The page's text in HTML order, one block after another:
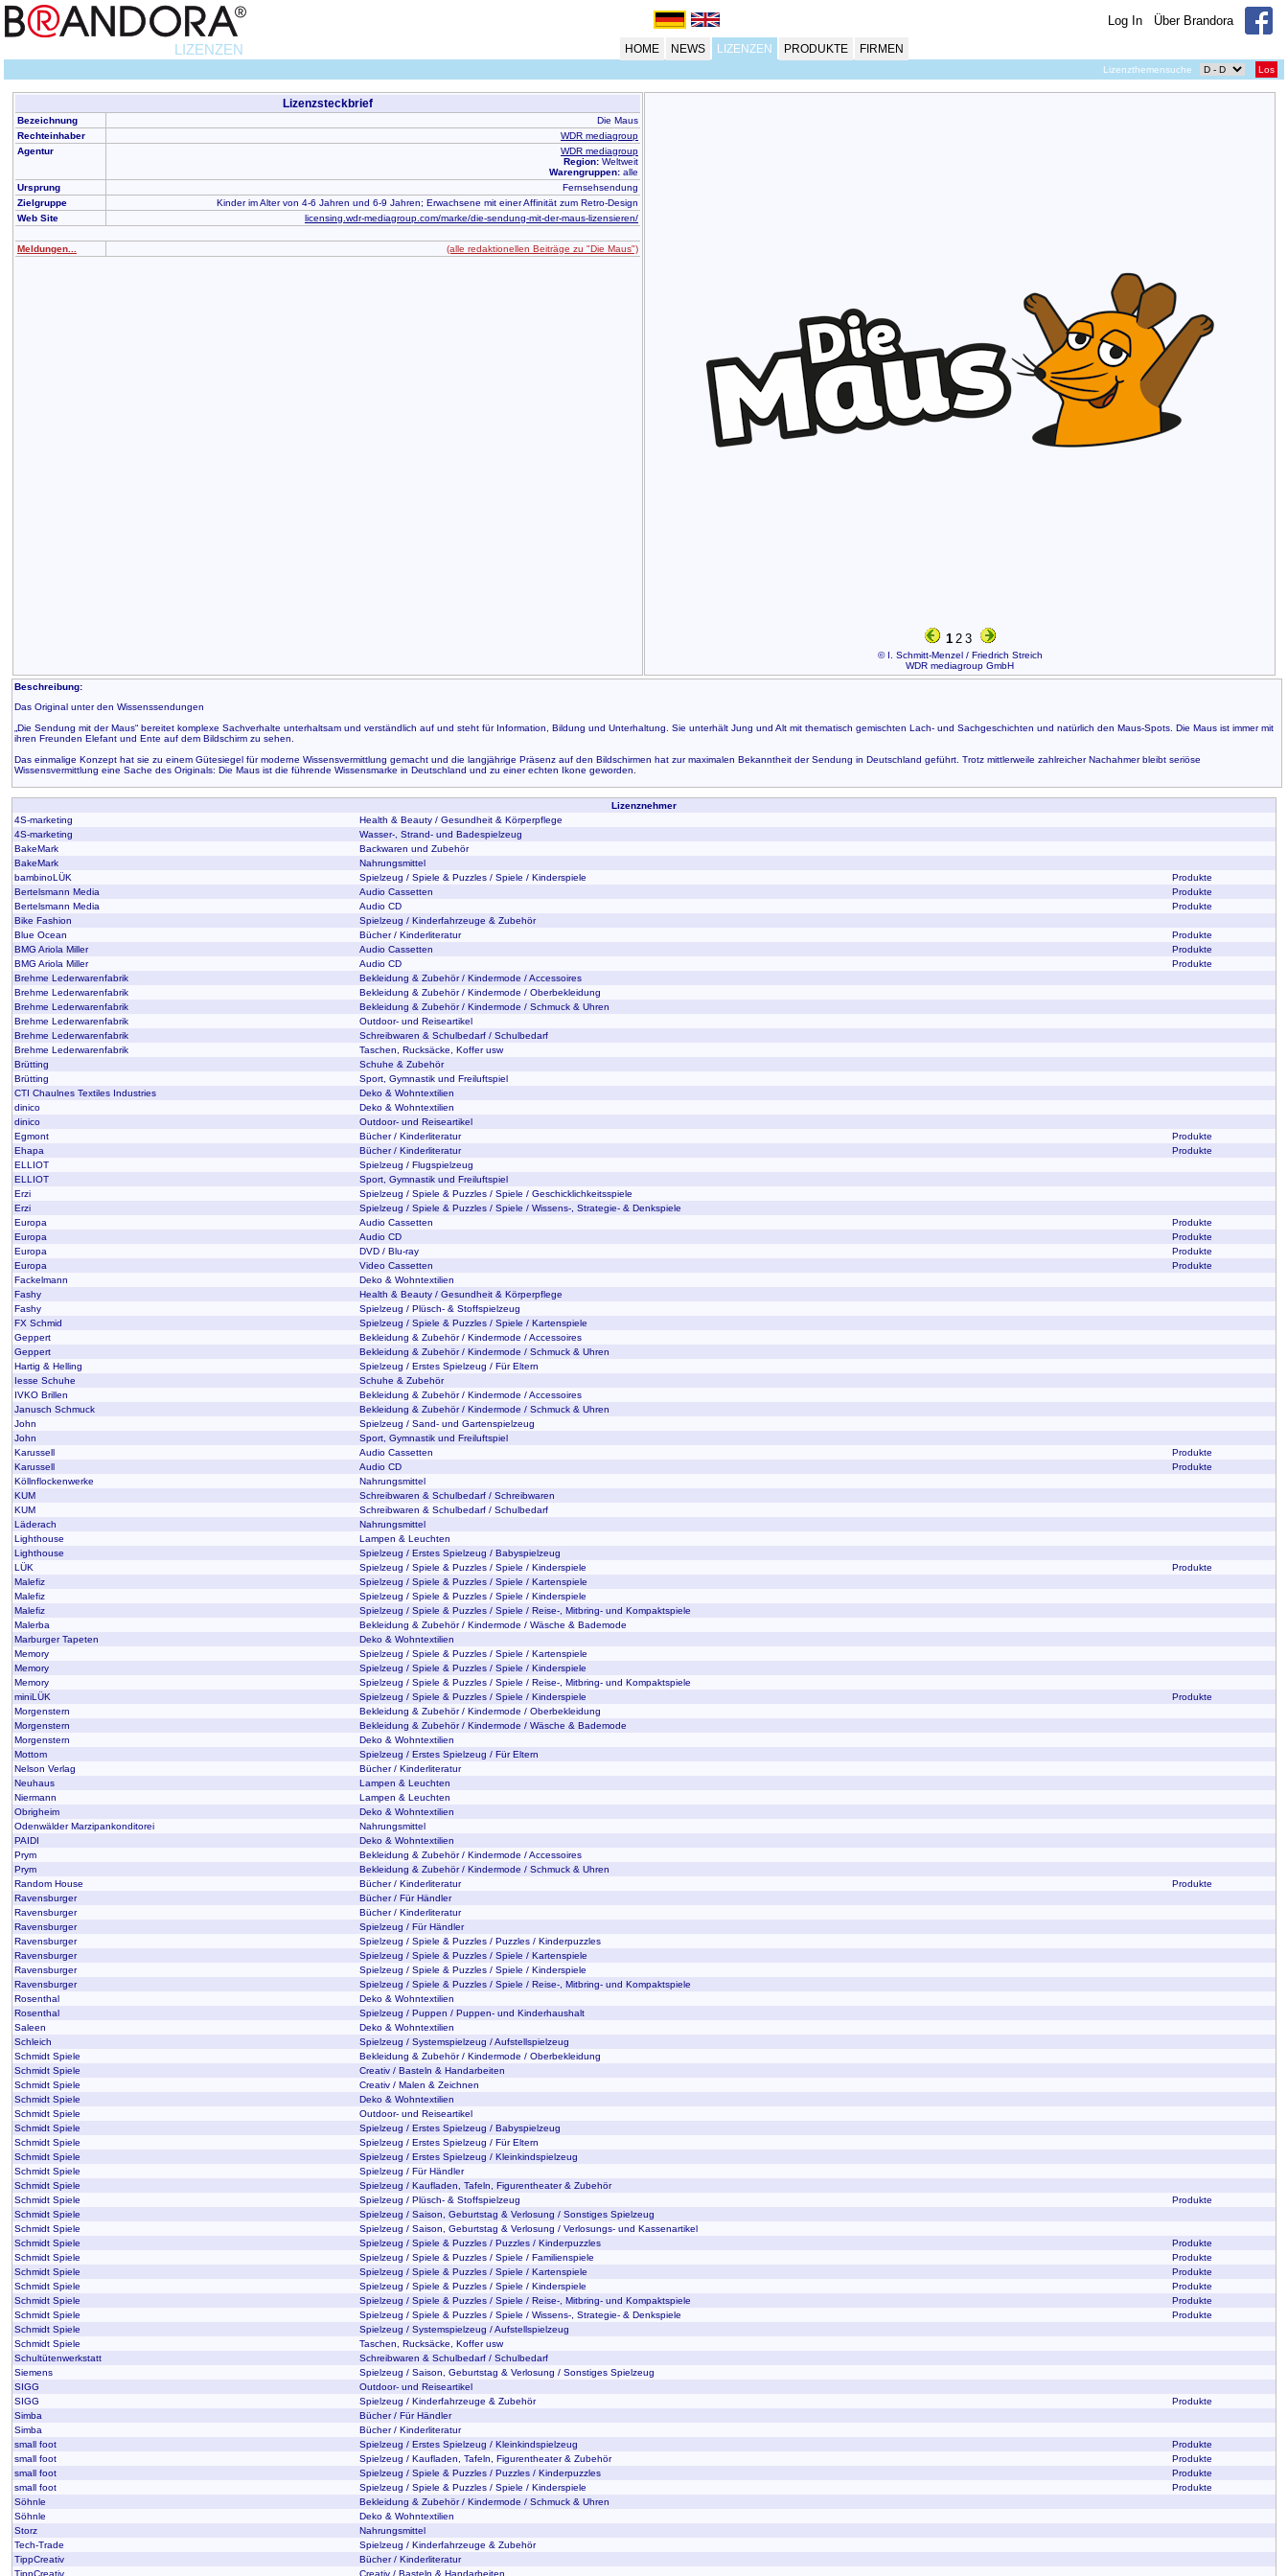
Log In Über Brandora
LIZENZEN HOME NEWS LIZENZEN PRODUKTE FIRMEN
Lizenzthemensuche Los
Lizenzsteckbrief
Bezeichnung
Die Maus
Rechteinhaber
WDR mediagroup
Agentur
WDR mediagroup
Region: Weltweit
Warengruppen: alle
Ursprung
Fernsehsendung
Zielgruppe
Kinder im Alter von 4-6 Jahren und 6-9 Jahren; Erwachsene mit einer Affinität zum Retro-Design
Web Site
licensing.wdr-mediagroup.com/marke/die-sendung-mit-der-maus-lizensieren/
Meldungen... (alle redaktionellen Beiträge zu "Die Maus")
1 2 3
© I. Schmitt-Menzel / Friedrich Streich
WDR mediagroup GmbH
Beschreibung:
Das Original unter den Wissenssendungen
„Die Sendung mit der Maus“ bereitet komplexe Sachverhalte unterhaltsam und verständlich auf und steht für Information, Bildung und Unterhaltung. Sie unterhält Jung und Alt mit thematisch gemischten Lach- und Sachgeschichten und natürlich den Maus-Spots. Die Maus ist immer mit
ihren Freunden Elefant und Ente auf dem Bildschirm zu sehen.
Das einmalige Konzept hat sie zu einem Gütesiegel für moderne Wissensvermittlung gemacht und die langjährige Präsenz auf den Bildschirmen hat zur maximalen Bekanntheit der Sendung in Deutschland geführt. Trotz mittlerweile zahlreicher Nachahmer bleibt seriöse
Wissensvermittlung eine Sache des Originals: Die Maus ist die führende Wissensmarke in Deutschland und zu einer echten Ikone geworden.
Lizenznehmer
4S-marketing
Health & Beauty / Gesundheit & Körperpflege
4S-marketing
Wasser-, Strand- und Badespielzeug
BakeMark
Backwaren und Zubehör
BakeMark
Nahrungsmittel
bambinoLÜK
Spielzeug / Spiele & Puzzles / Spiele / Kinderspiele
Produkte
Bertelsmann Media
Audio Cassetten
Produkte
Bertelsmann Media
Audio CD
Produkte
Bike Fashion
Spielzeug / Kinderfahrzeuge & Zubehör
Blue Ocean
Bücher / Kinderliteratur
Produkte
BMG Ariola Miller
Audio Cassetten
Produkte
BMG Ariola Miller
Audio CD
Produkte
Brehme Lederwarenfabrik
Bekleidung & Zubehör / Kindermode / Accessoires
Brehme Lederwarenfabrik
Bekleidung & Zubehör / Kindermode / Oberbekleidung
Brehme Lederwarenfabrik
Bekleidung & Zubehör / Kindermode / Schmuck & Uhren
Brehme Lederwarenfabrik
Outdoor- und Reiseartikel
Brehme Lederwarenfabrik
Schreibwaren & Schulbedarf / Schulbedarf
Brehme Lederwarenfabrik
Taschen, Rucksäcke, Koffer usw
Brütting
Schuhe & Zubehör
Brütting
Sport, Gymnastik und Freiluftspiel
CTI Chaulnes Textiles Industries
Deko & Wohntextilien
dinico
Deko & Wohntextilien
dinico
Outdoor- und Reiseartikel
Egmont
Bücher / Kinderliteratur
Produkte
Ehapa
Bücher / Kinderliteratur
Produkte
ELLIOT
Spielzeug / Flugspielzeug
ELLIOT
Sport, Gymnastik und Freiluftspiel
Erzi
Spielzeug / Spiele & Puzzles / Spiele / Geschicklichkeitsspiele
Erzi
Spielzeug / Spiele & Puzzles / Spiele / Wissens-, Strategie- & Denkspiele
Europa
Audio Cassetten
Produkte
Europa
Audio CD
Produkte
Europa
DVD / Blu-ray
Produkte
Europa
Video Cassetten
Produkte
Fackelmann
Deko & Wohntextilien
Fashy
Health & Beauty / Gesundheit & Körperpflege
Fashy
Spielzeug / Plüsch- & Stoffspielzeug
FX Schmid
Spielzeug / Spiele & Puzzles / Spiele / Kartenspiele
Geppert
Bekleidung & Zubehör / Kindermode / Accessoires
Geppert
Bekleidung & Zubehör / Kindermode / Schmuck & Uhren
Hartig & Helling
Spielzeug / Erstes Spielzeug / Für Eltern
Iesse Schuhe
Schuhe & Zubehör
IVKO Brillen
Bekleidung & Zubehör / Kindermode / Accessoires
Janusch Schmuck
Bekleidung & Zubehör / Kindermode / Schmuck & Uhren
John
Spielzeug / Sand- und Gartenspielzeug
John
Sport, Gymnastik und Freiluftspiel
Karussell
Audio Cassetten
Produkte
Karussell
Audio CD
Produkte
Köllnflockenwerke
Nahrungsmittel
KUM
Schreibwaren & Schulbedarf / Schreibwaren
KUM
Schreibwaren & Schulbedarf / Schulbedarf
Läderach
Nahrungsmittel
Lighthouse
Lampen & Leuchten
Lighthouse
Spielzeug / Erstes Spielzeug / Babyspielzeug
LÜK
Spielzeug / Spiele & Puzzles / Spiele / Kinderspiele
Produkte
Malefiz
Spielzeug / Spiele & Puzzles / Spiele / Kartenspiele
Malefiz
Spielzeug / Spiele & Puzzles / Spiele / Kinderspiele
Malefiz
Spielzeug / Spiele & Puzzles / Spiele / Reise-, Mitbring- und Kompaktspiele
Malerba
Bekleidung & Zubehör / Kindermode / Wäsche & Bademode
Marburger Tapeten
Deko & Wohntextilien
Memory
Spielzeug / Spiele & Puzzles / Spiele / Kartenspiele
Memory
Spielzeug / Spiele & Puzzles / Spiele / Kinderspiele
Memory
Spielzeug / Spiele & Puzzles / Spiele / Reise-, Mitbring- und Kompaktspiele
miniLÜK
Spielzeug / Spiele & Puzzles / Spiele / Kinderspiele
Produkte
Morgenstern
Bekleidung & Zubehör / Kindermode / Oberbekleidung
Morgenstern
Bekleidung & Zubehör / Kindermode / Wäsche & Bademode
Morgenstern
Deko & Wohntextilien
Mottom
Spielzeug / Erstes Spielzeug / Für Eltern
Nelson Verlag
Bücher / Kinderliteratur
Neuhaus
Lampen & Leuchten
Niermann
Lampen & Leuchten
Obrigheim
Deko & Wohntextilien
Odenwälder Marzipankonditorei
Nahrungsmittel
PAIDI
Deko & Wohntextilien
Prym
Bekleidung & Zubehör / Kindermode / Accessoires
Prym
Bekleidung & Zubehör / Kindermode / Schmuck & Uhren
Random House
Bücher / Kinderliteratur
Produkte
Ravensburger
Bücher / Für Händler
Ravensburger
Bücher / Kinderliteratur
Ravensburger
Spielzeug / Für Händler
Ravensburger
Spielzeug / Spiele & Puzzles / Puzzles / Kinderpuzzles
Ravensburger
Spielzeug / Spiele & Puzzles / Spiele / Kartenspiele
Ravensburger
Spielzeug / Spiele & Puzzles / Spiele / Kinderspiele
Ravensburger
Spielzeug / Spiele & Puzzles / Spiele / Reise-, Mitbring- und Kompaktspiele
Rosenthal
Deko & Wohntextilien
Rosenthal
Spielzeug / Puppen / Puppen- und Kinderhaushalt
Saleen
Deko & Wohntextilien
Schleich
Spielzeug / Systemspielzeug / Aufstellspielzeug
Schmidt Spiele
Bekleidung & Zubehör / Kindermode / Oberbekleidung
Schmidt Spiele
Creativ / Basteln & Handarbeiten
Schmidt Spiele
Creativ / Malen & Zeichnen
Schmidt Spiele
Deko & Wohntextilien
Schmidt Spiele
Outdoor- und Reiseartikel
Schmidt Spiele
Spielzeug / Erstes Spielzeug / Babyspielzeug
Schmidt Spiele
Spielzeug / Erstes Spielzeug / Für Eltern
Schmidt Spiele
Spielzeug / Erstes Spielzeug / Kleinkindspielzeug
Schmidt Spiele
Spielzeug / Für Händler
Schmidt Spiele
Spielzeug / Kaufladen, Tafeln, Figurentheater & Zubehör
Schmidt Spiele
Spielzeug / Plüsch- & Stoffspielzeug
Produkte
Schmidt Spiele
Spielzeug / Saison, Geburtstag & Verlosung / Sonstiges Spielzeug
Schmidt Spiele
Spielzeug / Saison, Geburtstag & Verlosung / Verlosungs- und Kassenartikel
Schmidt Spiele
Spielzeug / Spiele & Puzzles / Puzzles / Kinderpuzzles
Produkte
Schmidt Spiele
Spielzeug / Spiele & Puzzles / Spiele / Familienspiele
Produkte
Schmidt Spiele
Spielzeug / Spiele & Puzzles / Spiele / Kartenspiele
Produkte
Schmidt Spiele
Spielzeug / Spiele & Puzzles / Spiele / Kinderspiele
Produkte
Schmidt Spiele
Spielzeug / Spiele & Puzzles / Spiele / Reise-, Mitbring- und Kompaktspiele
Produkte
Schmidt Spiele
Spielzeug / Spiele & Puzzles / Spiele / Wissens-, Strategie- & Denkspiele
Produkte
Schmidt Spiele
Spielzeug / Systemspielzeug / Aufstellspielzeug
Schmidt Spiele
Taschen, Rucksäcke, Koffer usw
Schultütenwerkstatt
Schreibwaren & Schulbedarf / Schulbedarf
Siemens
Spielzeug / Saison, Geburtstag & Verlosung / Sonstiges Spielzeug
SIGG
Outdoor- und Reiseartikel
SIGG
Spielzeug / Kinderfahrzeuge & Zubehör
Produkte
Simba
Bücher / Für Händler
Simba
Bücher / Kinderliteratur
small foot
Spielzeug / Erstes Spielzeug / Kleinkindspielzeug
Produkte
small foot
Spielzeug / Kaufladen, Tafeln, Figurentheater & Zubehör
Produkte
small foot
Spielzeug / Spiele & Puzzles / Puzzles / Kinderpuzzles
Produkte
small foot
Spielzeug / Spiele & Puzzles / Spiele / Kinderspiele
Produkte
Söhnle
Bekleidung & Zubehör / Kindermode / Schmuck & Uhren
Söhnle
Deko & Wohntextilien
Storz
Nahrungsmittel
Tech-Trade
Spielzeug / Kinderfahrzeuge & Zubehör
TippCreativ
Bücher / Kinderliteratur
TippCreativ
Creativ / Basteln & Handarbeiten